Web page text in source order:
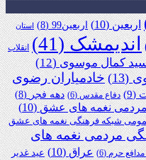
اربعین(10) اربعین99 (8) استان
اندیمشک(41)
انقلاب
کمال موسوی(12)
(13)
خادمیاران رضوی
(9) دفاع مقدس(6) دهه فجر(8)
نغمه های عشق(10)
شبکه فرهنگی نغمه های عشق
مردمی نغمه های
حرم(6) عراق(10)
عید غدیر